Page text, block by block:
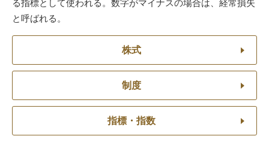
る指標として使われる。数字がマイナスの場合は、経常損失
と呼ばれる。
株式
制度
指標・指数